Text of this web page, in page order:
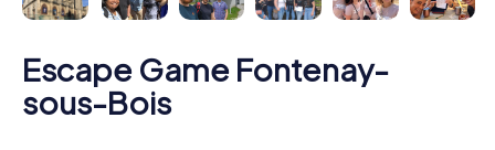
Escape Game Fontenay-
sous-Bois